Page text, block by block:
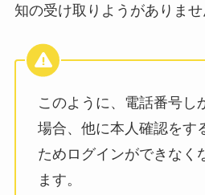
知の受け取りようがありませ
このように、電話番号し
場合、他に本人確認をす
ためログインができなく
ます。